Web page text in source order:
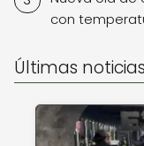
con
Últimas noticias